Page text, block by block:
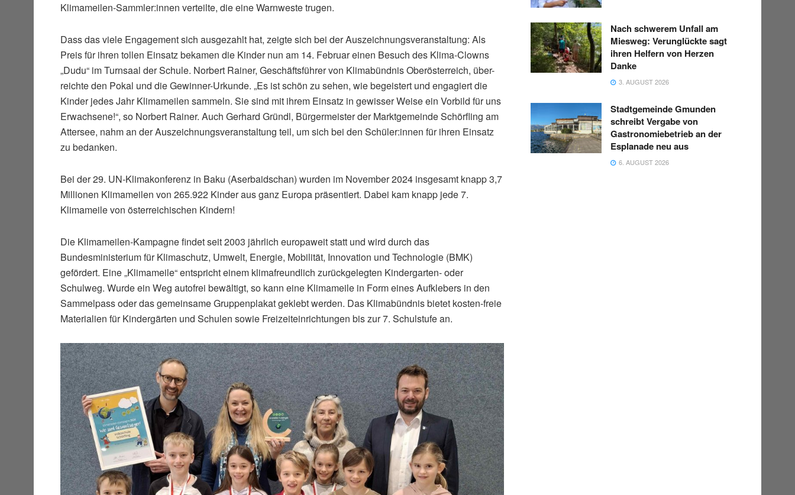
Klimameilen-Sammler:innen verteilte, die eine Warnweste trugen.
Dass das viele Engagement sich ausgezahlt hat, zeigte sich bei der Auszeichnungsveranstaltung: Als
Preis für ihren tollen Einsatz bekamen die Kinder nun am 14. Februar einen Besuch des Klima-Clowns
„Dudu“ im Turnsaal der Schule. Norbert Rainer, Geschäftsführer von Klimabündnis Oberösterreich, über-
reichte den Pokal und die Gewinner-Urkunde. „Es ist schön zu sehen, wie begeistert und engagiert die
Kinder jedes Jahr Klimameilen sammeln. Sie sind mit ihrem Einsatz in gewisser Weise ein Vorbild für uns
Erwachsene!“, so Norbert Rainer. Auch Gerhard Gründl, Bürgermeister der Marktgemeinde Schörfling am
Attersee, nahm an der Auszeichnungsveranstaltung teil, um sich bei den Schüler:innen für ihren Einsatz
zu bedanken.
Bei der 29. UN-Klimakonferenz in Baku (Aserbaidschan) wurden im November 2024 insgesamt knapp 3,7
Millionen Klimameilen von 265.922 Kinder aus ganz Europa präsentiert. Dabei kam knapp jede 7.
Klimameile von österreichischen Kindern!
Die Klimameilen-Kampagne findet seit 2003 jährlich europaweit statt und wird durch das
Bundesministerium für Klimaschutz, Umwelt, Energie, Mobilität, Innovation und Technologie (BMK)
gefördert. Eine „Klimameile“ entspricht einem klimafreundlich zurückgelegten Kindergarten- oder
Schulweg. Wurde ein Weg autofrei bewältigt, so kann eine Klimameile in Form eines Aufklebers in den
Sammelpass oder das gemeinsame Gruppenplakat geklebt werden. Das Klimabündnis bietet kosten-freie
Materialien für Kindergärten und Schulen sowie Freizeiteinrichtungen bis zur 7. Schulstufe an.
Nach schwerem Unfall am
Miesweg: Verunglückte sagt
ihren Helfern von Herzen
Danke
3. AUGUST 2026
Stadtgemeinde Gmunden
schreibt Vergabe von
Gastronomiebetrieb an der
Esplanade neu aus
6. AUGUST 2026